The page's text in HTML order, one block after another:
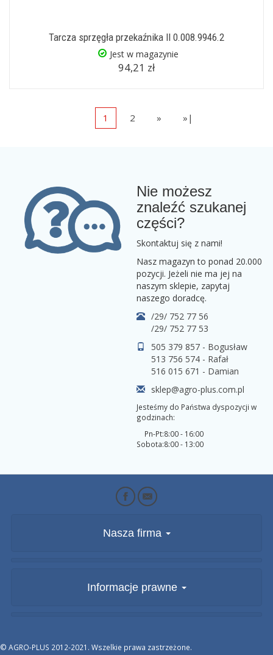
Tarcza sprzęgła przekaźnika II 0.008.9946.2
Jest w magazynie
94,21 zł
1 2 » »|
Nie możesz
znaleźć szukanej
części?
Skontaktuj się z nami!
Nasz magazyn to ponad 20.000
pozycji. Jeżeli nie ma jej na
naszym sklepie, zapytaj
naszego doradcę.
/29/ 752 77 56
/29/ 752 77 53
505 379 857 - Bogusław
513 756 574 - Rafał
516 015 671 - Damian
sklep@agro-plus.com.pl
Jesteśmy do Państwa dyspozycji w
godzinach:
Pn-Pt:
Sobota:
8:00 - 16:00
8:00 - 13:00
Nasza firma
Informacje prawne
© AGRO-PLUS 2012-2021. Wszelkie prawa zastrzeżone.